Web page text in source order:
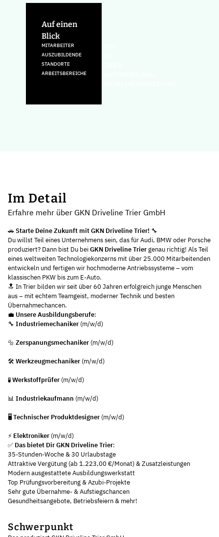
Auf einen
Blick
MITARBEITER
AUSZUBILDENDE
STANDORTE
ARBEITSBEREICHE
Im Detail
Erfahre mehr über GKN Driveline Trier GmbH
🚗 Starte Deine Zukunft mit GKN Driveline Trier! 🔧
Du willst Teil eines Unternehmens sein, das für Audi, BMW oder Porsche
produziert? Dann bist Du beiGKN Driveline Trier genau richtig! Als Teil
eines weltweiten Technologiekonzerns mit über 25.000 Mitarbeitenden
entwickeln und fertigen wir hochmoderne Antriebssysteme – vom
klassischen PKW bis zum E-Auto.
🔝 In Trier bilden wir seit über 60 Jahren erfolgreich junge Menschen
aus – mit echtem Teamgeist, moderner Technik und besten
Übernahmechancen.
💼 Unsere Ausbildungsberufe:
🔧 Industriemechaniker (m/w/d)
🔩 Zerspanungsmechaniker (m/w/d)
🛠️ Werkzeugmechaniker (m/w/d)
🧪Werkstoffprüfer (m/w/d)
📊 Industriekaufmann (m/w/d)
🖥️Technischer Produktdesigner (m/w/d)
⚡ Elektroniker (m/w/d)
✅ Das bietet Dir GKN Driveline Trier:
35-Stunden-Woche & 30 Urlaubstage
Attraktive Vergütung (ab 1.223,00 €/Monat) & Zusatzleistungen
Modern ausgestattete Ausbildungswerkstatt
Top Prüfungsvorbereitung & Azubi-Projekte
Sehr gute Übernahme- & Aufstiegschancen
Gesundheitsangebote, Betriebsfeiern & mehr!
Schwerpunkt